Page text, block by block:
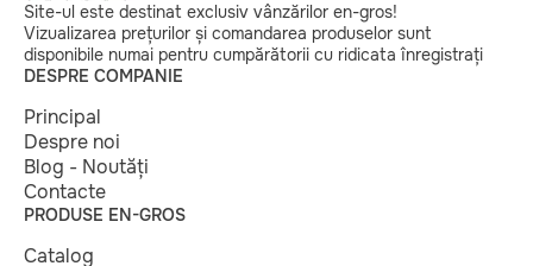
Site-ul este destinat exclusiv vânzărilor en-gros!
Vizualizarea prețurilor și comandarea produselor sunt
disponibile numai pentru cumpărătorii cu ridicata înregistrați
DESPRE COMPANIE
Principal
Despre noi
Blog - Noutăți
Contacte
PRODUSE EN-GROS
Catalog